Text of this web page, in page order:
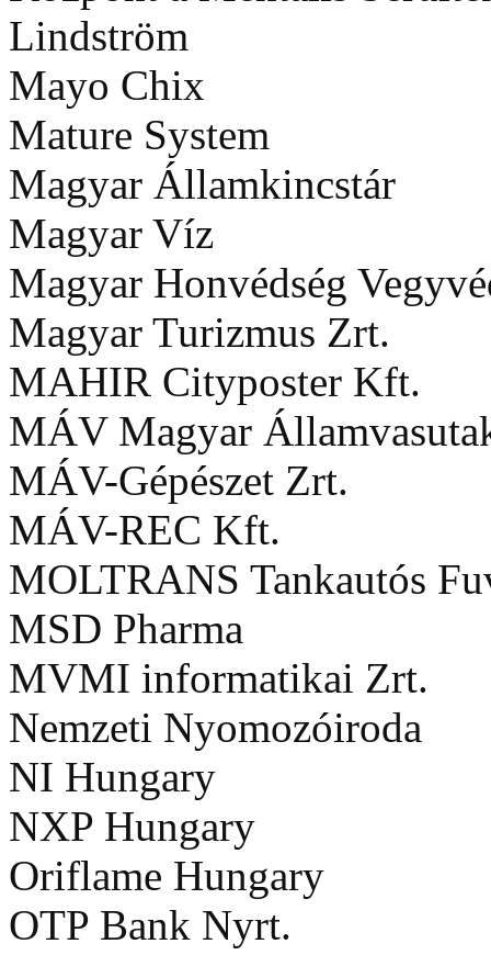
Lindström
Mayo Chix
Mature System
Magyar Államkincstár
Magyar Víz
Magyar Honvédség
Magyar Turizmus Zrt.
MAHIR Cityposter Kft.
MÁV Magyar
MÁV-Gépészet Zrt.
MÁV-REC Kft.
MOLTRANS Tankautós
MSD Pharma
MVMI informatikai Zrt.
Nemzeti Nyomozóiroda
NI Hungary
NXP Hungary
Oriflame Hungary
OTP Bank Nyrt.